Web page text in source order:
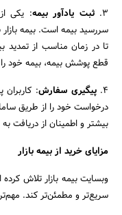
3. ثبت یادآور بیمه: یکی
سررسید بیمه است. بیمه بازار
تا در زمان مناسب از تمدید
قطع پوشش بیمه، بیمه خود
4. پیگیری سفارش:
درخواست خود را از طریق
بیشتر و اطمینان از دریافت
مزایای خرید از بیمه بازار
وبسایت بیمه بازار تلاش کرده
سریع‌تر و مطمئن‌تر کند.